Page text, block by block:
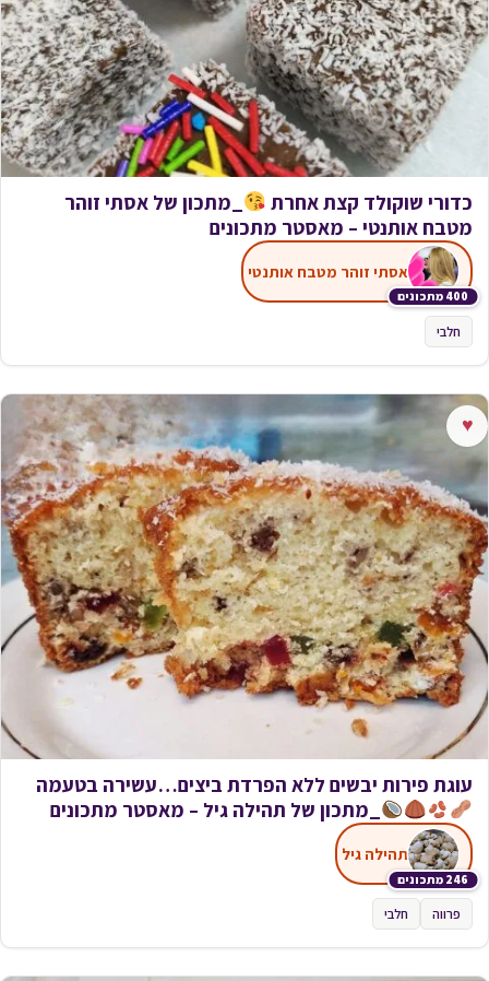
כדורי שוקולד קצת אחרת
_מתכון של אסתי זוהר
מטבח אותנטי – מאסטר מתכונים
400 מתכונים
אסתי זוהר מטבח אותנטי
חלבי
♥
עוגת פירות יבשים ללא הפרדת ביצים…עשירה בטעמה
_מתכון של תהילה גיל – מאסטר מתכונים
246 מתכונים
תהילה גיל
פרווה חלבי